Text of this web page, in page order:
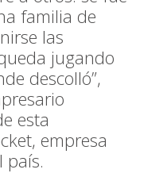
familia de
las
jugando
descolló”,
esta
empresa
país.